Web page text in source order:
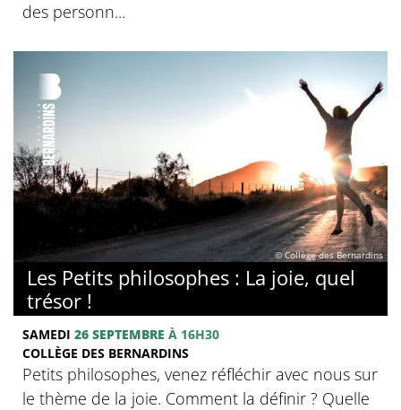
des personn...
© Collège des Bernardins
Les Petits philosophes : La joie, quel
trésor !
SAMEDI 26 SEPTEMBRE À 16H30
COLLÈGE DES BERNARDINS
Petits philosophes, venez réfléchir avec nous sur
le thème de la joie. Comment la définir ? Quelle